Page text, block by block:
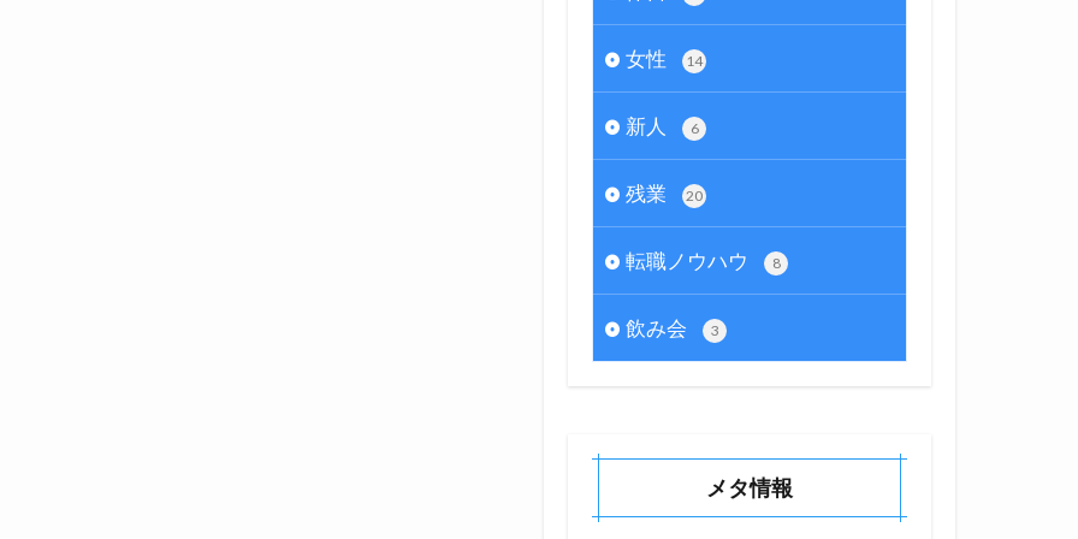
女性 14
新人 6
残業 20
転職ノウハウ 8
飲み会 3
メタ情報